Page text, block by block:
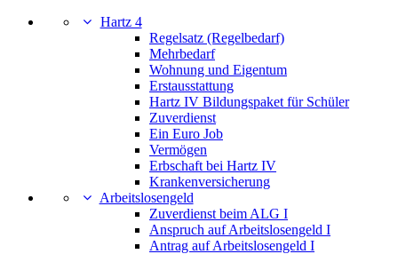
Hartz 4
Regelsatz (Regelbedarf)
Mehrbedarf
Wohnung und Eigentum
Erstausstattung
Hartz IV Bildungspaket für Schüler
Zuverdienst
Ein Euro Job
Vermögen
Erbschaft bei Hartz IV
Krankenversicherung
Arbeitslosengeld
Zuverdienst beim ALG I
Anspruch auf Arbeitslosengeld I
Antrag auf Arbeitslosengeld I